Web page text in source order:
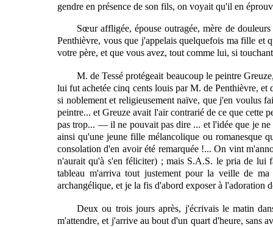
gendre en présence de son fils, on voyait qu'il en
Sœur affligée, épouse outragée, mère de douleurs
Penthièvre, vous que j'appelais quelquefois ma fille et
votre père, et que vous avez, tout comme lui, si
M. de Tessé protégeait beaucoup le peintre
lui fut achetée cinq cents louis par M. de Penthièvre,
si noblement et religieusement naïve, que j'en voulus
peintre... et Greuze avait l'air contrarié de ce que cette
pas trop... — il ne pouvait pas dire ... et l'idée que je ne
ainsi qu'une jeune fille mélancolique ou romanesque
consolation d'en avoir été remarquée !... On vint
n'aurait qu'à s'en féliciter) ; mais S.A.S. le pria de lui
tableau m'arriva tout justement pour la veille de
archangélique, et je la fis d'abord exposer à l'adoration
Deux ou trois jours après, j'écrivais le matin
m'attendre, et j'arrive au bout d'un quart d'heure, sans